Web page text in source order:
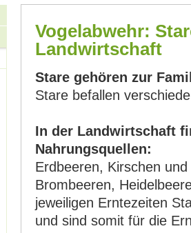
Vogelabwehr:
Landwirtschaft
Stare gehören zur
Stare befallen
In der Landwirtschaft
Nahrungsquellen:
Erdbeeren, Kirschen
Brombeeren,
jeweiligen Erntezeiten
und sind somit für die